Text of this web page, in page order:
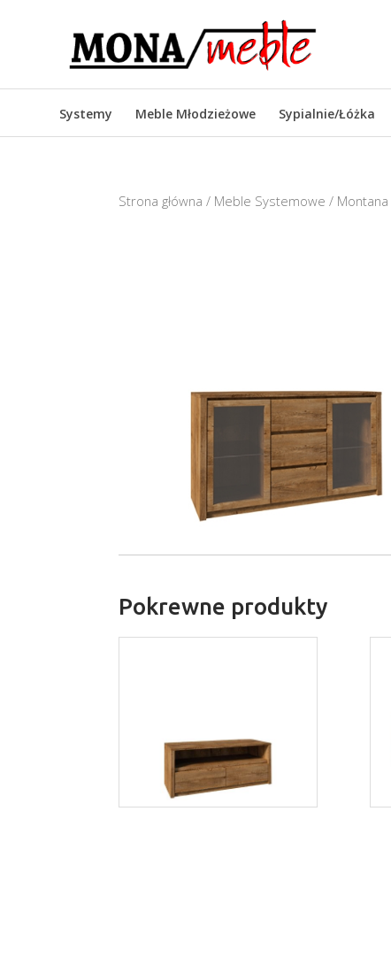
Systemy Meble Młodzieżowe Sypialnie/Łóżka
Strona główna / Meble Systemowe / Montana
Pokrewne produkty